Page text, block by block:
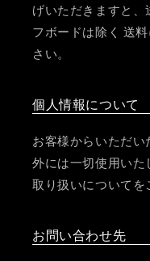
げいただきますと
フボードは除く 送
さい。
個人情報について
お客様からいただ
外には一切使用い
取り扱いについてを
お問い合わせ先